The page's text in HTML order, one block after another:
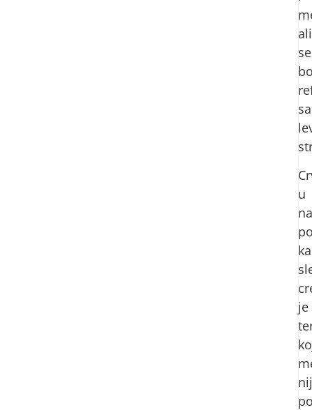
ali
se
sa
u
je